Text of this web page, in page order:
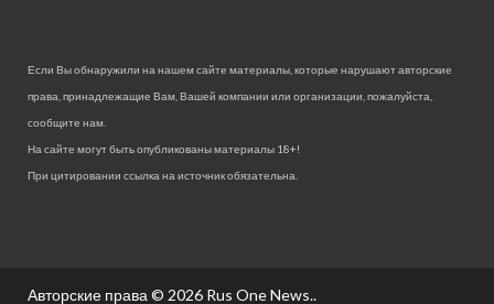
Если Вы обнаружили на нашем сайте материалы, которые нарушают авторские
права, принадлежащие Вам, Вашей компании или организации, пожалуйста,
сообщите нам.
На сайте могут быть опубликованы материалы 18+!
При цитировании ссылка на источник обязательна.
Авторские права © 2026 Rus One News..